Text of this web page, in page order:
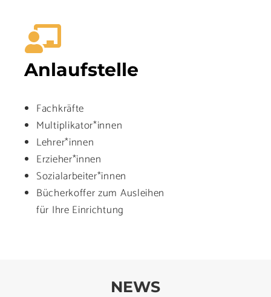
Anlaufstelle
Fachkräfte
Multiplikator*innen
Lehrer*innen
Erzieher*innen
Sozialarbeiter*innen
Bücherkoffer zum Ausleihen
für Ihre Einrichtung
NEWS